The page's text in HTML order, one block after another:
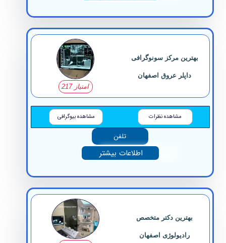
بهترین مرکز سونوگرافی
داپلر عروق اصفهان
مشاهده نظرات مشاهده بیوگرافی
تلفن
اطلاعات بیشتر
بهترین دکتر متخصص
رادیولوژی اصفهان